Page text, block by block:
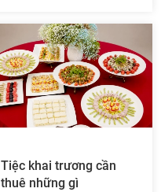
Tiệc khai trương cần
thuê những gì